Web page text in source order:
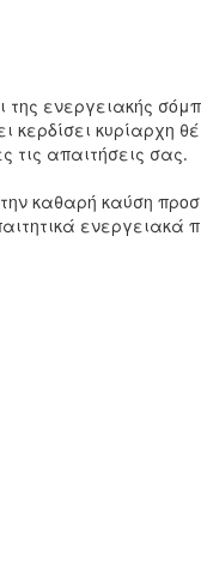
ενεργειακής
κυρίαρχη
τις απαιτήσεις σας.
καθαρή καύση
ενεργειακά